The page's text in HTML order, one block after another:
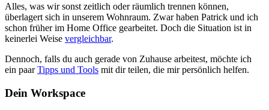
Alles, was wir sonst zeitlich oder räumlich trennen können,
überlagert sich in unserem Wohnraum. Zwar haben Patrick und ich
schon früher im Home Office gearbeitet. Doch die Situation ist in
keinerlei Weise vergleichbar.
Dennoch, falls du auch gerade von Zuhause arbeitest, möchte ich
ein paarTipps und Tools mit dir teilen, die mir persönlich helfen.
Dein Workspace